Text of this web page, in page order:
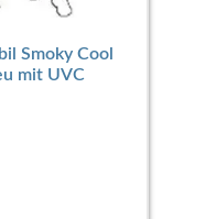
Smoky Cool
mit UVC